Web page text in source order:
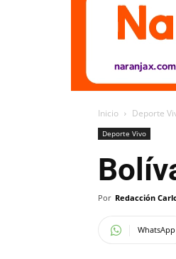
Inicio Deporte
Deporte Vivo
Por Redacción
WhatsApp